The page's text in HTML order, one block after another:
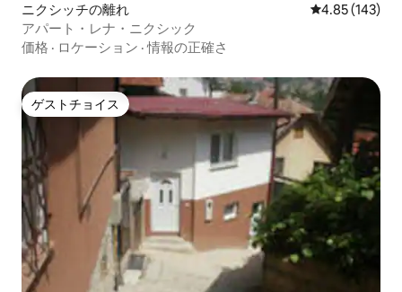
ニクシッチの離れ レビュー143
4.85 (143)
アパート・レナ・ニクシック
価格 · ロケーション ·情報の正確さ
ゲストチョイス
ゲストチョイス